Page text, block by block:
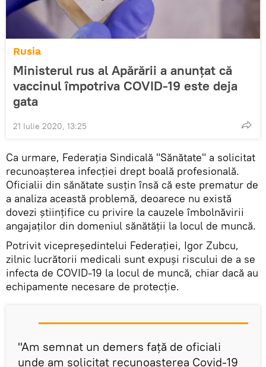
Rusia
Ministerul rus al Apărării a anunțat că
vaccinul împotriva COVID-19 este deja
gata
21 Iulie 2020, 13:25
Ca urmare, Federația Sindicală "Sănătate" a solicitat
recunoașterea infecției drept boală profesională.
Oficialii din sănătate susțin însă că este prematur de
a analiza această problemă, deoarece nu există
dovezi științifice cu privire la cauzele îmbolnăvirii
angajaților din domeniul sănătății la locul de muncă.
Potrivit vicepreședintelui Federației, Igor Zubcu,
zilnic lucrătorii medicali sunt expuși riscului de a se
infecta de COVID-19 la locul de muncă, chiar dacă au
echipamente necesare de protecție.
"Am semnat un demers față de oficiali
unde am solicitat recunoașterea Covid-19